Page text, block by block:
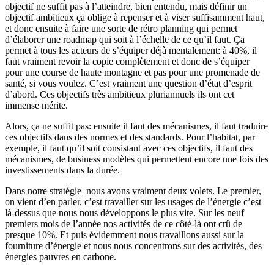
objectif ne suffit pas à l’atteindre, bien entendu, mais définir un
objectif ambitieux ça oblige à repenser et à viser suffisamment haut,
et donc ensuite à faire une sorte de rétro planning qui permet
d’élaborer une roadmap qui soit à l’échelle de ce qu’il faut. Ça
permet à tous les acteurs de s’équiper déjà mentalement: à 40%, il
faut vraiment revoir la copie complètement et donc de s’équiper
pour une course de haute montagne et pas pour une promenade de
santé, si vous voulez. C’est vraiment une question d’état d’esprit
d’abord. Ces objectifs très ambitieux pluriannuels ils ont cet
immense mérite.
Alors, ça ne suffit pas: ensuite il faut des mécanismes, il faut traduire
ces objectifs dans des normes et des standards. Pour l’habitat, par
exemple, il faut qu’il soit consistant avec ces objectifs, il faut des
mécanismes, de business modèles qui permettent encore une fois des
investissements dans la durée.
Dans notre stratégie nous avons vraiment deux volets. Le premier,
on vient d’en parler, c’est travailler sur les usages de l’énergie c’est
là-dessus que nous nous développons le plus vite. Sur les neuf
premiers mois de l’année nos activités de ce côté-là ont crû de
presque 10%. Et puis évidemment nous travaillons aussi sur la
fourniture d’énergie et nous nous concentrons sur des activités, des
énergies pauvres en carbone.